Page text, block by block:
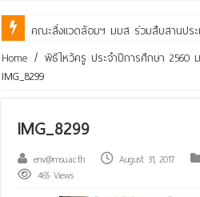
คณะสิ่งแวดล้อมฯ มมส ร่วมสืบสานปร
Home / พิธีไหว้ครู ประจำปีการศึกษา 2560
IMG_8299
IMG_8299
env@msu.ac.th August 31, 2017
465 Views